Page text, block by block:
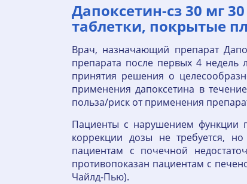
Дапоксетин-сз 30 мг
таблетки, покрытые
Врач, назначающий препарат
препарата после первых 4
принятия решения о
применения дапоксетина в
польза/риск от применения
Пациенты с нарушением функции
коррекции дозы не требуется,
пациентам с почечной
противопоказан пациентам с
Чайлд-Пью).